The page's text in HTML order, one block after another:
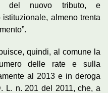
del nuovo tributo, e
almeno trenta
quindi, al comune la
delle rate e sulla
al 2013 e in deroga
L. n. 201 del 2011, che, a